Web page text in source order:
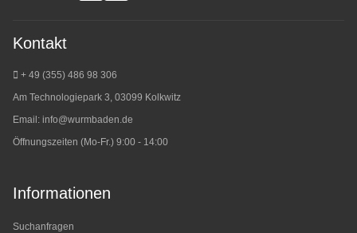
Kontakt
+ 49 (355) 486 98 306
Am Technologiepark 3, 03099 Kolkwitz
Email: info@wurmbaden.de
Öffnungszeiten (Mo-Fr.) 9:00 - 14:00
Informationen
Suchanfragen